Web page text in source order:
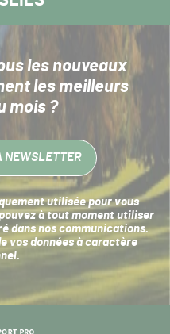
les nouveaux
les meilleurs
mois ?
NEWSLETTER
utilisée pour vous
à tout moment utiliser
dans nos communications.
vos données à caractère
.